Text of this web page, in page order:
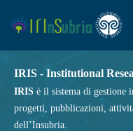
IRIS - Institutional
IRIS è il sistema di gestione
progetti, pubblicazioni,
dell’Insubria.